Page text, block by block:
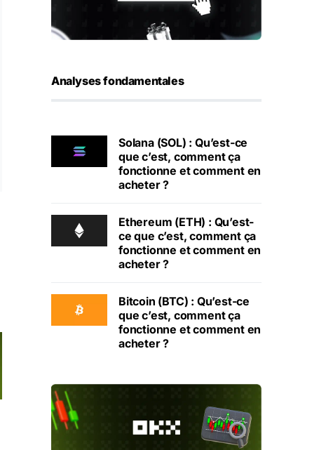
Analyses fondamentales
Solana (SOL) : Qu’est-ce
que c’est, comment ça
fonctionne et comment en
acheter ?
Ethereum (ETH) : Qu’est-
ce que c’est, comment ça
fonctionne et comment en
acheter ?
Bitcoin (BTC) : Qu’est-ce
que c’est, comment ça
fonctionne et comment en
acheter ?